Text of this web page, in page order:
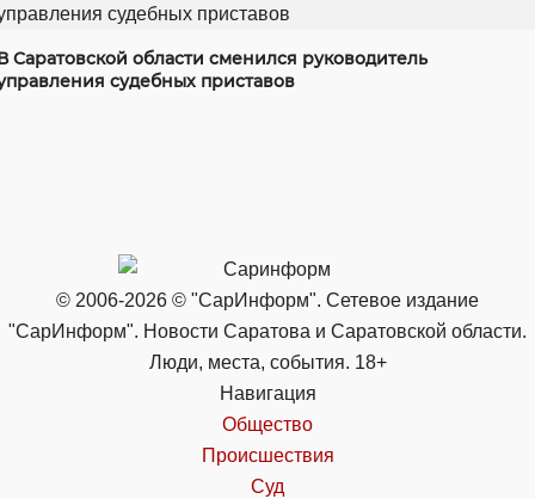
Саратовской области сменился руководитель
судебных приставов
© 2006-2026 © "СарИнформ". Сетевое издание
"СарИнформ". Новости Саратова и Саратовской области.
Люди, места, события. 18+
Навигация
Общество
Происшествия
Суд